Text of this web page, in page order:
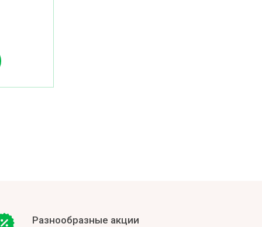
Разнообразные акции